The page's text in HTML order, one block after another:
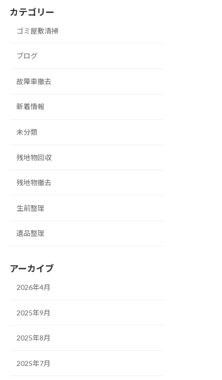
カテゴリー
ゴミ屋敷清掃
ブログ
故障車撤去
新着情報
未分類
残地物回収
残地物撤去
生前整理
遺品整理
アーカイブ
2026年4月
2025年9月
2025年8月
2025年7月